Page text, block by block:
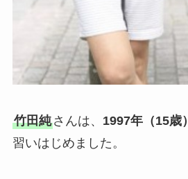
竹田純さんは、 1997年（15歳）
習いはじめました。